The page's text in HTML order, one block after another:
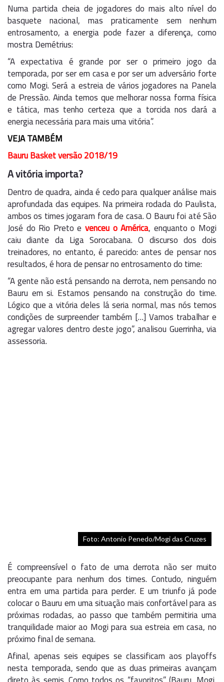
Numa partida cheia de jogadores do mais alto nível do
basquete nacional, mas praticamente sem nenhum
entrosamento, a energia pode fazer a diferença, como
mostra Demétrius:
“A expectativa é grande por ser o primeiro jogo da
temporada, por ser em casa e por ser um adversário forte
como Mogi. Será a estreia de vários jogadores na Panela
de Pressão. Ainda temos que melhorar nossa forma física
e tática, mas tenho certeza que a torcida nos dará a
energia necessária para mais uma vitória”.
VEJA TAMBÉM
Bauru Basket versão 2018/19
A vitória importa?
Dentro de quadra, ainda é cedo para qualquer análise mais
aprofundada das equipes. Na primeira rodada do Paulista,
ambos os times jogaram fora de casa. O Bauru foi até São
José do Rio Preto e venceu o América, enquanto o Mogi
caiu diante da Liga Sorocabana. O discurso dos dois
treinadores, no entanto, é parecido: antes de pensar nos
resultados, é hora de pensar no entrosamento do time:
“A gente não está pensando na derrota, nem pensando no
Bauru em si. Estamos pensando na construção do time.
Lógico que a vitória deles lá seria normal, mas nós temos
condições de surpreender também […] Vamos trabalhar e
agregar valores dentro deste jogo”, analisou Guerrinha, via
assessoria.
Foto: Antonio Penedo/Mogi das Cruzes
É compreensível o fato de uma derrota não ser muito
preocupante para nenhum dos times. Contudo, ninguém
entra em uma partida para perder. E um triunfo já pode
colocar o Bauru em uma situação mais confortável para as
próximas rodadas, ao passo que também permitiria uma
tranquilidade maior ao Mogi para sua estreia em casa, no
próximo final de semana.
Afinal, apenas seis equipes se classificam aos playoffs
nesta temporada, sendo que as duas primeiras avançam